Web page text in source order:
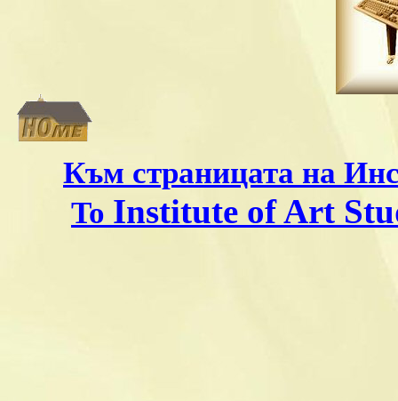
Към страницата на
To Institute of Art